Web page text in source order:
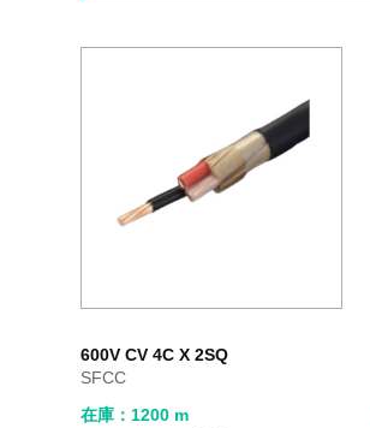
600V CV 4C X 2SQ
SFCC
在庫：1200 m